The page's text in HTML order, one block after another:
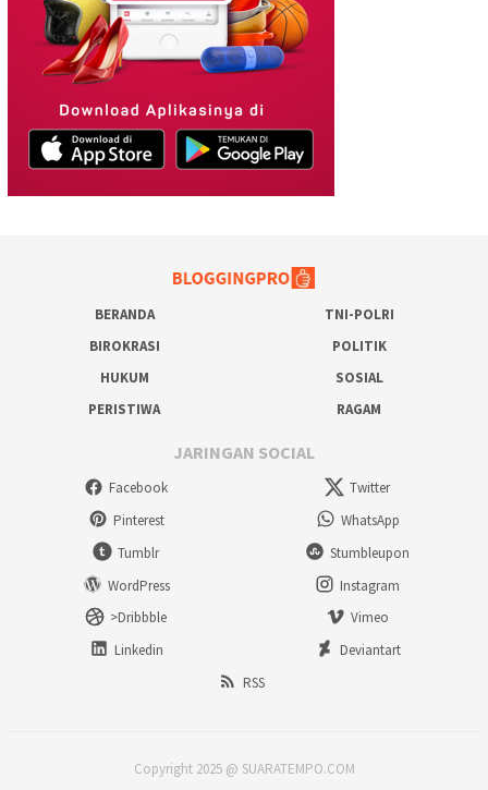
BERANDA
TNI-POLRI
BIROKRASI
POLITIK
HUKUM
SOSIAL
PERISTIWA
RAGAM
JARINGAN SOCIAL
Facebook
Twitter
Pinterest
WhatsApp
Tumblr
Stumbleupon
WordPress
Instagram
>Dribbble
Vimeo
Linkedin
Deviantart
RSS
Copyright 2025 @ SUARATEMPO.COM